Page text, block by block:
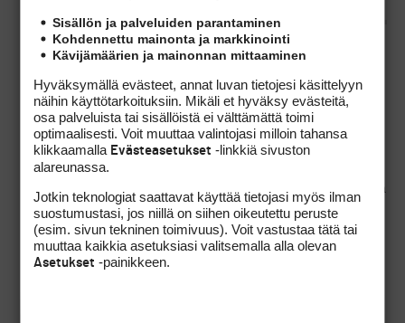
Siksi kirjoitinkin ’virallisesti lahjaksi’. Ja voihan
ei ole verottajallakaan mitään sanomista.
Tosin en jaksa uskoa kenenkään golfista
kiinnostumattoman lähtevän mailapojaksi,
Mahdollisuus siihen toki jokaisella olisi. Siinä on
muuten jonkinlainen joulu-/synttärilahjaidea
hevigolffarille: ilmainen caddie kolme kertaa
kesässä ja päälle tuoppi kaljaa! Saa käyttää
vapaasti.
Sisällön ja palveluiden parantaminen
Kohdennettu mainonta ja markkinointi
Kävijämäärien ja mainonnan mittaaminen
Hyväksymällä evästeet, annat luvan tietojesi käsittelyyn
näihin käyttötarkoituksiin. Mikäli et hyväksy evästeitä,
osa palveluista tai sisällöistä ei välttämättä toimi
optimaalisesti. Voit muuttaa valintojasi milloin tahansa
klikkaamalla Evästeasetukset -linkkiä sivuston
alareunassa.
Jotkin teknologiat saattavat käyttää tietojasi myös ilman
suostumustasi, jos niillä on siihen oikeutettu peruste
(esim. sivun tekninen toimivuus). Voit vastustaa tätä tai
muuttaa kaikkia asetuksiasi valitsemalla alla olevan
Asetukset -painikkeen.